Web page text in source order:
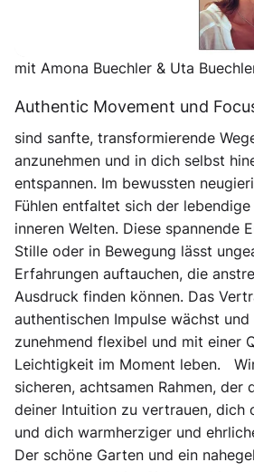
mit Amona Buechler & Uta
Authentic Movement und
sind sanfte, transformierende
anzunehmen und in dich selbst
entspannen. Im bewussten
Fühlen entfaltet sich der
inneren Welten. Diese spannende
Stille oder in Bewegung lässt
Erfahrungen auftauchen, die
Ausdruck finden können. Das
authentischen Impulse wächst
zunehmend flexibel und mit einer
Leichtigkeit im Moment leben.
sicheren, achtsamen Rahmen, der
deiner Intuition zu vertrauen, dich
und dich warmherziger und
Der schöne Garten und ein